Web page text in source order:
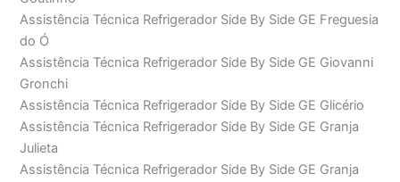
Assistência Técnica Refrigerador Side By Side GE Freguesia
do Ó
Assistência Técnica Refrigerador Side By Side GE Giovanni
Gronchi
Assistência Técnica Refrigerador Side By Side GE Glicério
Assistência Técnica Refrigerador Side By Side GE Granja
Julieta
Assistência Técnica Refrigerador Side By Side GE Granja